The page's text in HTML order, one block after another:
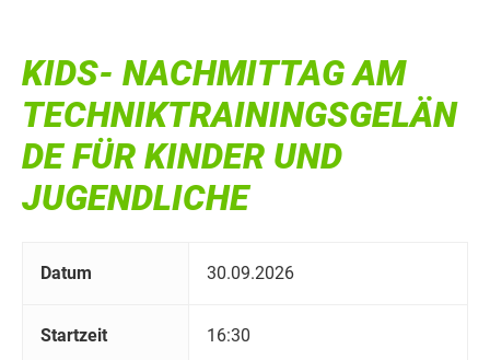
KIDS- NACHMITTAG AM
TECHNIKTRAININGSGELÄN
DE FÜR KINDER UND
JUGENDLICHE
Datum 30.09.2026
Startzeit 16:30